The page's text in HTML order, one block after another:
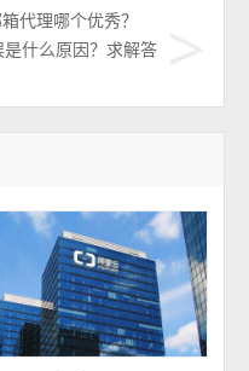
代理哪个优秀？
什么原因？求解答